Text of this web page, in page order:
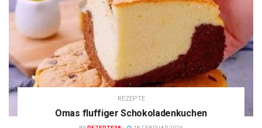
REZEPTE
Omas fluffiger Schokoladenkuchen